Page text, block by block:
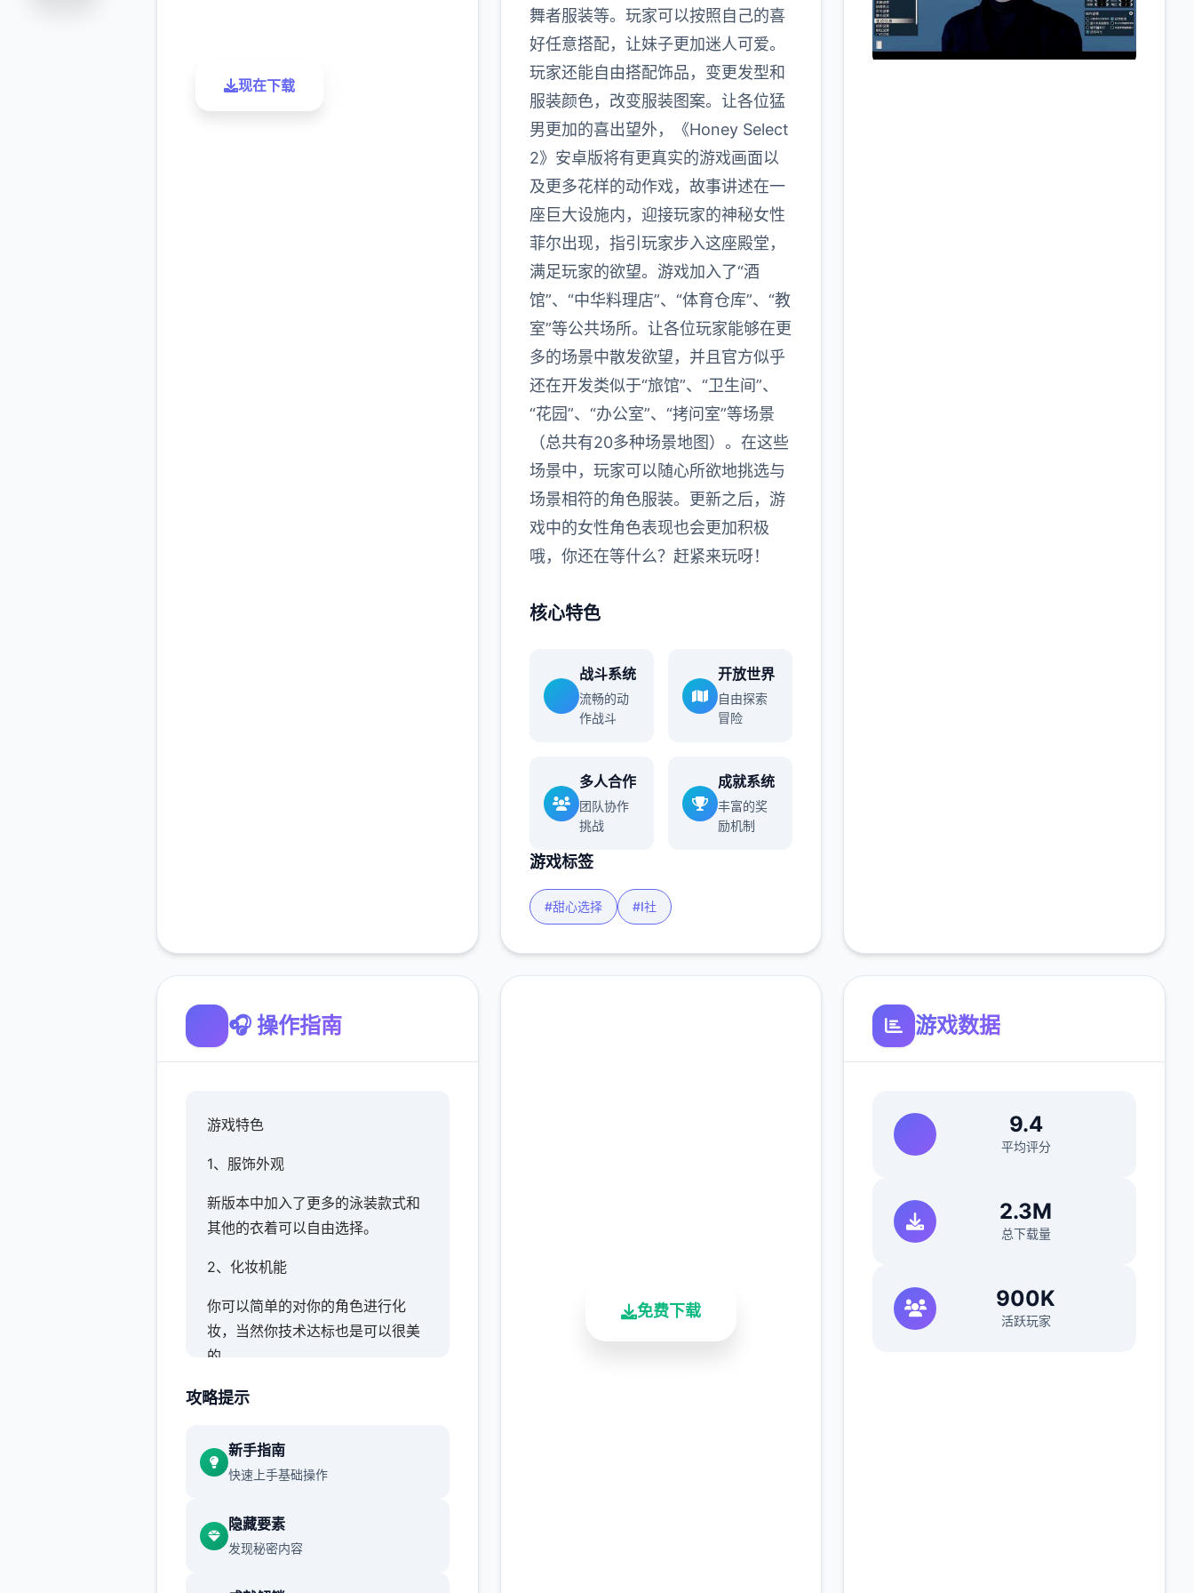
现在下载
舞者服装等。玩家可以按照自己的喜
好任意搭配，让妹子更加迷人可爱。
玩家还能自由搭配饰品，变更发型和
服装颜色，改变服装图案。让各位猛
男更加的喜出望外，《Honey Select
2》安卓版将有更真实的游戏画面以
及更多花样的动作戏，故事讲述在一
座巨大设施内，迎接玩家的神秘女性
菲尔出现，指引玩家步入这座殿堂，
满足玩家的欲望。游戏加入了“酒
馆”、“中华料理店”、“体育仓库”、“教
室”等公共场所。让各位玩家能够在更
多的场景中散发欲望，并且官方似乎
还在开发类似于“旅馆”、“卫生间”、
“花园”、“办公室”、“拷问室”等场景
（总共有20多种场景地图）。在这些
场景中，玩家可以随心所欲地挑选与
场景相符的角色服装。更新之后，游
戏中的女性角色表现也会更加积极
哦，你还在等什么？赶紧来玩呀！
核心特色
战斗系统
流畅的动
作战斗
开放世界
自由探索
冒险
多人合作
团队协作
挑战
成就系统
丰富的奖
励机制
游戏标签
#甜心选择 #I社
🎧 操作指南
游戏特色
1、服饰外观
新版本中加入了更多的泳装款式和
其他的衣着可以自由选择。
2、化妆机能
你可以简单的对你的角色进行化
妆，当然你技术达标也是可以很美
的。
3、各式场景
了，你可以去各种地方享受预约的
生活。
4、实时演算
算获得的，每次都会有不同表现，
攻略提示
新手指南
快速上手基础操作
隐藏要素
发现秘密内容
免费下载
游戏数据
9.4
平均评分
2.3M
总下载量
900K
活跃玩家